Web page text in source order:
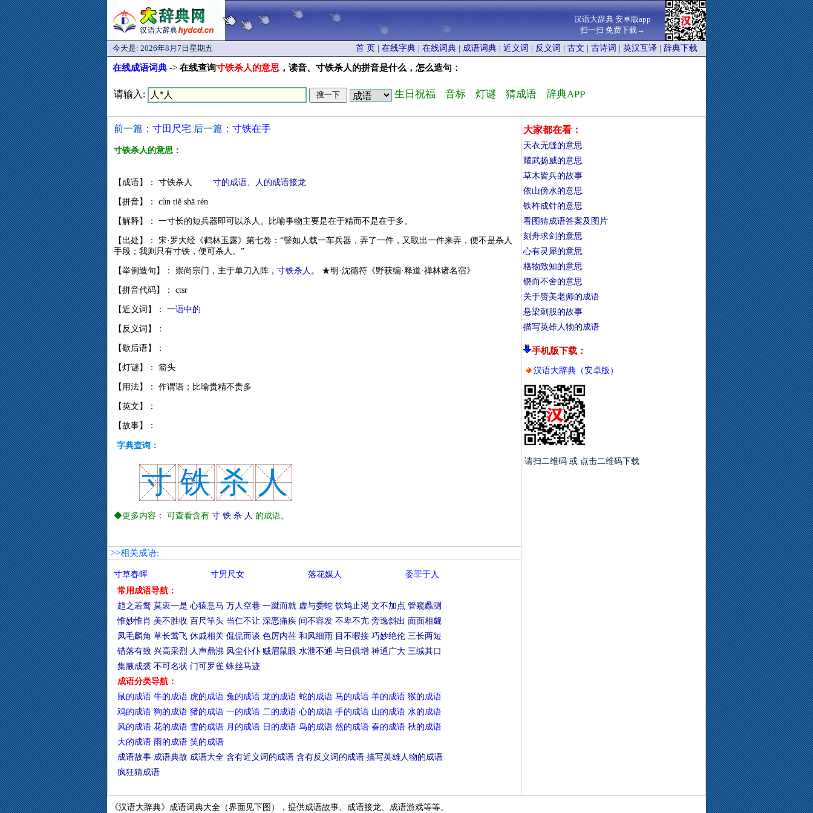
汉语大辞典 安卓版app
扫一扫 免费下载→
今天是: 2026年8月7日星期五 首 页 在线字典 在线词典 成语词典 近义词 反义词 古文 古诗词 英汉互译 辞典下载
在线成语词典 -> 在线查询寸铁杀人的意思 ，读音、寸铁杀人的拼音是什么，怎么造句：
请输入: 生日祝福 音标 灯谜 猜成语 辞典APP
前一篇： 寸田尺宅 后一篇： 寸铁在手
寸铁杀人的意思：
【成语】： 寸铁杀人 寸的成语、 人的成语接龙
【拼音】： cùn tiě shā rén
【解释】： 一寸长的短兵器即可以杀人。比喻事物主要是在于精而不是在于多。
【出处】： 宋·罗大经《鹤林玉露》第七卷：“譬如人载一车兵器，弄了一件，又取出一件来弄，便不是杀人
手段；我则只有寸铁，便可杀人。”
【举例造句】： 崇尚宗门，主于单刀入阵， 寸铁杀人 。 ★明·沈德符《野获编·释道·禅林诸名宿》
【拼音代码】： ctsr
【近义词】： 一语中的
【反义词】：
【歇后语】：
【灯谜】： 箭头
【用法】： 作谓语；比喻贵精不贵多
【英文】：
【故事】：
字典查询：
寸 铁 杀 人
◆更多内容： 可查看含有 寸 铁 杀 人 的成语。
大家都在看：
天衣无缝的意思
耀武扬威的意思
草木皆兵的故事
依山傍水的意思
铁杵成针的意思
看图猜成语答案及图片
刻舟求剑的意思
心有灵犀的意思
格物致知的意思
锲而不舍的意思
关于赞美老师的成语
悬梁刺股的故事
描写英雄人物的成语
手机版下载：
汉语大辞典（安卓版）
请扫二维码 或 点击二维码下载
>>相关成语:
寸草春晖 寸男尺女 落花媒人
委罪于人
常用成语导航：
趋之若鹜 莫衷一是 心猿意马 万人空巷 一蹴而就 虚与委蛇 饮鸩止渴 文不加点 管窥蠡测
惟妙惟肖 美不胜收 百尺竿头 当仁不让 深恶痛疾 间不容发 不卑不亢 旁逸斜出 面面相觑
凤毛麟角 草长莺飞 休戚相关 侃侃而谈 色厉内荏 和风细雨 目不暇接 巧妙绝伦 三长两短
错落有致 兴高采烈 人声鼎沸 风尘仆仆 贼眉鼠眼 水泄不通 与日俱增 神通广大 三缄其口
集腋成裘 不可名状 门可罗雀 蛛丝马迹
成语分类导航：
鼠的成语 牛的成语 虎的成语 兔的成语 龙的成语 蛇的成语 马的成语 羊的成语 猴的成语
鸡的成语 狗的成语 猪的成语 一的成语 二的成语 心的成语 手的成语 山的成语 水的成语
风的成语 花的成语 雪的成语 月的成语 日的成语 鸟的成语 然的成语 春的成语 秋的成语
大的成语 雨的成语 笑的成语
成语故事 成语典故 成语大全 含有近义词的成语 含有反义词的成语 描写英雄人物的成语
疯狂猜成语
《汉语大辞典》成语词典大全（界面见下图），提供成语故事、成语接龙、成语游戏等等。